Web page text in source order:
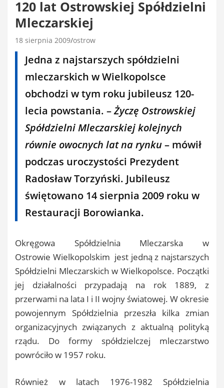
120 lat Ostrowskiej Spółdzielni
Mleczarskiej
18 sierpnia 2009 ostrow
Jedna z najstarszych spółdzielni
mleczarskich w Wielkopolsce
obchodzi w tym roku jubileusz 120-
lecia powstania. –Życzę Ostrowskiej
Spółdzielni Mleczarskiej kolejnych
równie owocnych lat na rynku– mówił
podczas uroczystości Prezydent
Radosław Torzyński. Jubileusz
świętowano 14 sierpnia 2009 roku w
Restauracji Borowianka.
Okręgowa Spółdzielnia Mleczarska w
Ostrowie Wielkopolskim jest jedną z najstarszych
Spółdzielni Mleczarskich w Wielkopolsce. Początki
jej działalności przypadają na rok 1889, z
przerwami na lata I i II wojny światowej. W okresie
powojennym Spółdzielnia przeszła kilka zmian
organizacyjnych związanych z aktualną polityką
rządu. Do formy spółdzielczej mleczarstwo
powróciło w 1957 roku.
Również w latach 1976-1982 Spółdzielnia